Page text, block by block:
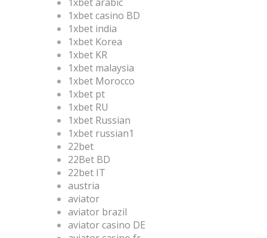
1xbet casino BD
1xbet india
1xbet Korea
1xbet KR
1xbet malaysia
1xbet Morocco
1xbet pt
1xbet RU
1xbet Russian
1xbet russian1
22bet
22Bet BD
22bet IT
austria
aviator
aviator brazil
aviator casino DE